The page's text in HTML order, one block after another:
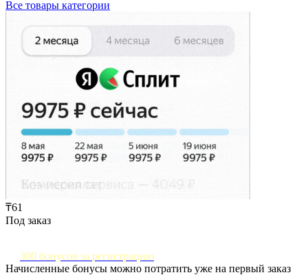
Все товары категории
₸61
Под заказ
300 бонусов за регистрацию
Начисленные бонусы можно потратить уже на первый заказ